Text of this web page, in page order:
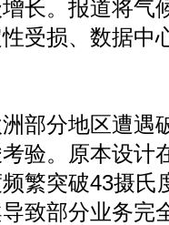
长。报道将气
受损、数据中
分地区遭遇
验。原本设计
繁突破43摄氏
致部分业务完